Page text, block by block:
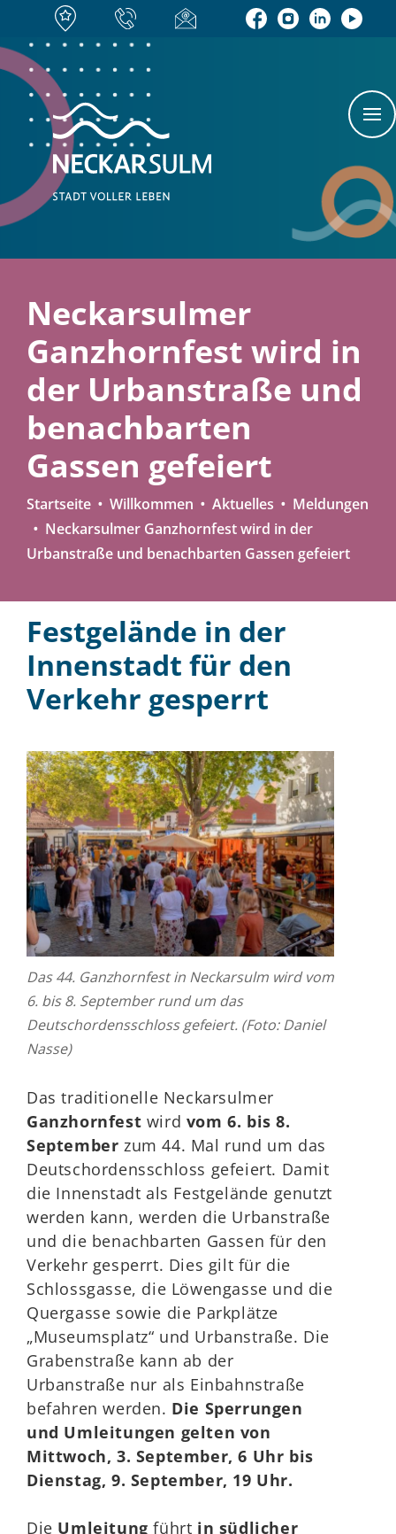
Neckarsulmer
Ganzhornfest wird in
der Urbanstraße und
benachbarten
Gassen gefeiert
Startseite Willkommen Aktuelles
Meldungen
Neckarsulmer Ganzhornfest wird in der
Urbanstraße und benachbarten Gassen gefeiert
Festgelände in der
Innenstadt für den
Verkehr gesperrt
Das 44. Ganzhornfest in Neckarsulm wird vom
6. bis 8. September rund um das
Deutschordensschloss gefeiert. (Foto: Daniel
Nasse)
Das traditionelle Neckarsulmer
Ganzhornfest wird vom 6. bis 8.
September zum 44. Mal rund um das
Deutschordensschloss gefeiert. Damit
die Innenstadt als Festgelände genutzt
werden kann, werden die Urbanstraße
und die benachbarten Gassen für den
Verkehr gesperrt. Dies gilt für die
Schlossgasse, die Löwengasse und die
Quergasse sowie die Parkplätze
„Museumsplatz“ und Urbanstraße. Die
Grabenstraße kann ab der
Urbanstraße nur als Einbahnstraße
befahren werden. Die Sperrungen
und Umleitungen gelten von
Mittwoch, 3. September, 6 Uhr bis
Dienstag, 9. September, 19 Uhr.
Die Umleitung führt in südlicher